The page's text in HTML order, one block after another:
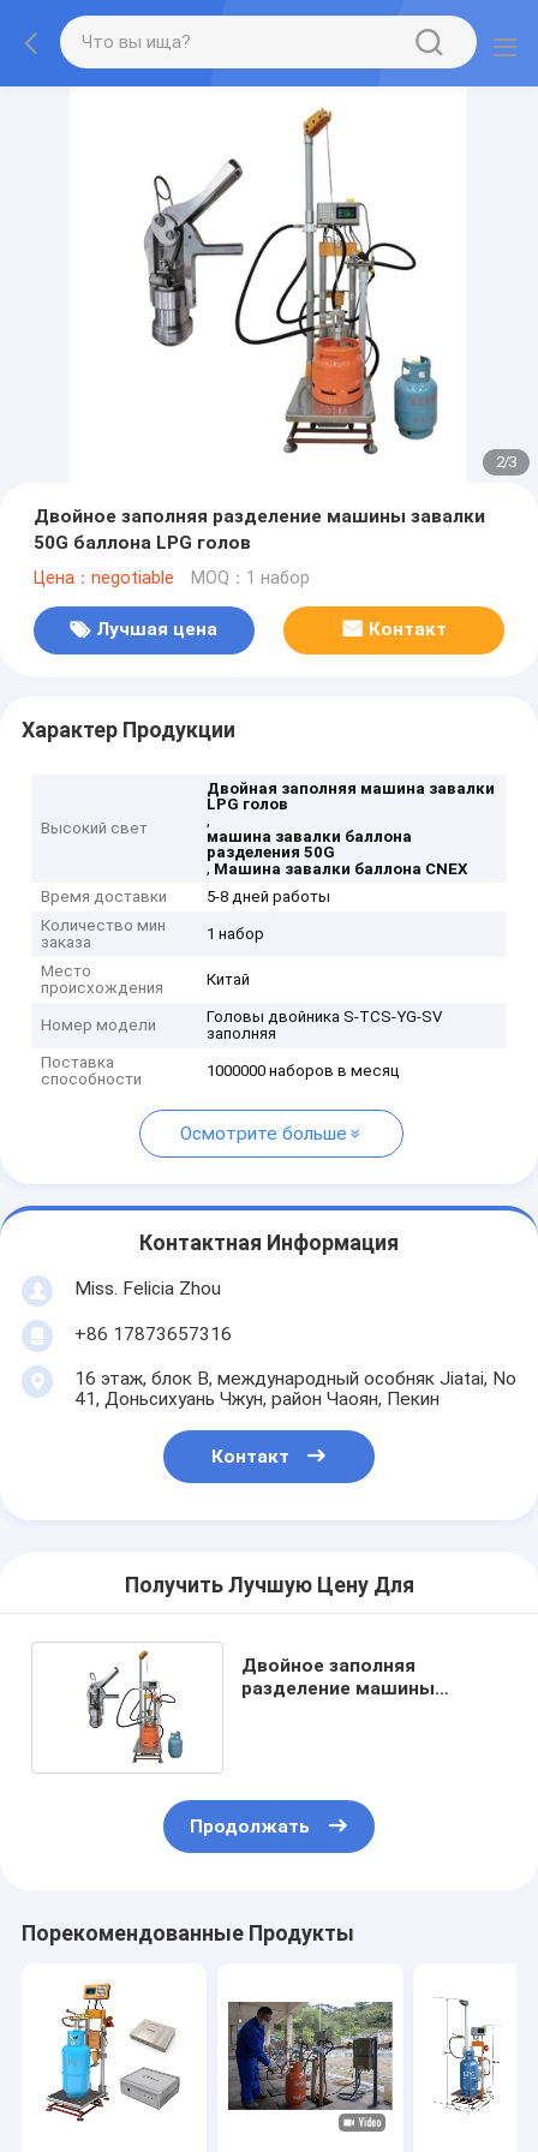
2/3
Двойное заполняя разделение машины завалки
50G баллона LPG голов
Цена：negotiable MOQ：1 набор
Лучшая цена Контакт
Характер Продукции
Высокий свет
Двойная заполняя машина завалки
LPG голов
,
машина завалки баллона
разделения 50G
, Машина завалки баллона CNEX
Время доставки
5-8 дней работы
Количество мин
заказа
1 набор
Место
происхождения
Китай
Номер модели
Головы двойника S-TCS-YG-SV
заполняя
Поставка
способности
1000000 наборов в месяц
Осмотрите больше
Контактная Информация
Miss. Felicia Zhou
+86 17873657316
16 этаж, блок B, международный особняк Jiatai, No
41, Доньсихуань Чжун, район Чаоян, Пекин
Контакт
Получить Лучшую Цену Для
Двойное заполняя
разделение машины
Продолжать
Порекомендованные Продукты